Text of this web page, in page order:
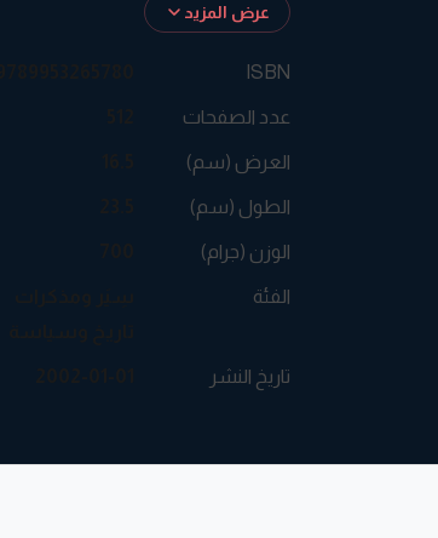
عرض المزيد
ISBN
عدد الصفحات
العرض (سم)
الطول (سم)
الوزن (جرام)
الفئة
تاريخ النشر